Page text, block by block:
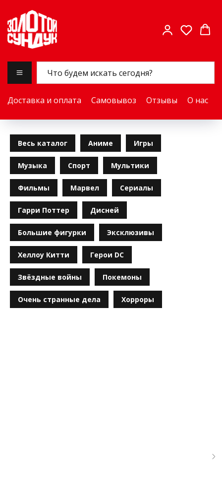
Доставка и оплата Самовывоз Отзывы О нас
Весь каталог Аниме Игры
Музыка Спорт Мультики
Фильмы Марвел Сериалы
Гарри Поттер Дисней
Большие фигурки Эксклюзивы
Хеллоу Китти Герои DC
Звёздные войны Покемоны
Очень странные дела Хорроры